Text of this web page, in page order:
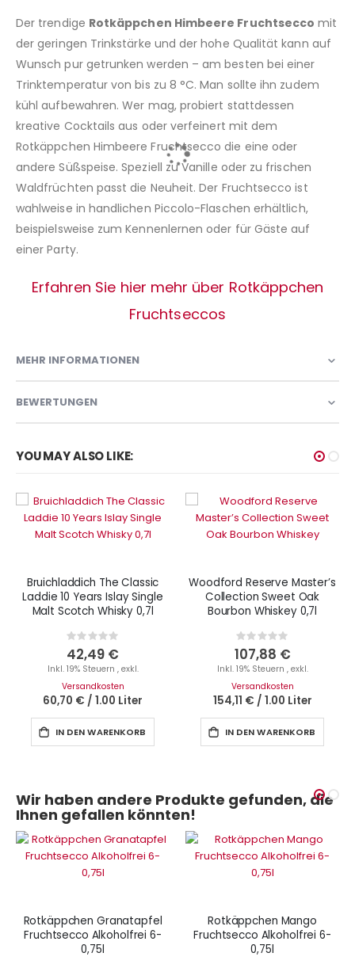
Der trendige Rotkäppchen Himbeere Fruchtsecco mit
der geringen Trinkstärke und der hohe Qualität kann auf
Wunsch pur getrunken werden – am besten bei einer
Trinktemperatur von bis zu 8 °C. Man sollte ihn zudem
kühl aufbewahren. Wer mag, probiert stattdessen
kreative Cocktails aus oder verfeinert mit dem
Rotkäppchen Himbeere Fruchtsecco die eine oder
andere Süßspeise. Speziell zu Vanille oder zu frischen
Waldfrüchten passt die Neuheit. Der Fruchtsecco ist
wahlweise in handlichen Piccolo-Flaschen erhältlich,
beispielsweise zum Kennenlernen oder für Gäste auf
einer Party.
Erfahren Sie hier mehr über Rotkäppchen
Fruchtseccos
MEHR INFORMATIONEN
BEWERTUNGEN
YOU MAY ALSO LIKE:
Bruichladdich The Classic
Laddie 10 Years Islay Single
Malt Scotch Whisky 0,7l
Rating:
0%
42,49 €
Inkl. 19% Steuern , exkl.
Versandkosten
60,70 € / 1.00 Liter
IN DEN WARENKORB
Woodford Reserve Master’s
Collection Sweet Oak
Bourbon Whiskey 0,7l
Rating:
0%
107,88 €
Inkl. 19% Steuern , exkl.
Versandkosten
154,11 € / 1.00 Liter
IN DEN WARENKORB
Wir haben andere Produkte gefunden, die
Ihnen gefallen könnten!
Rotkäppchen Granatapfel
Fruchtsecco Alkoholfrei 6-
0,75l
Rotkäppchen Mango
Fruchtsecco Alkoholfrei 6-
0,75l